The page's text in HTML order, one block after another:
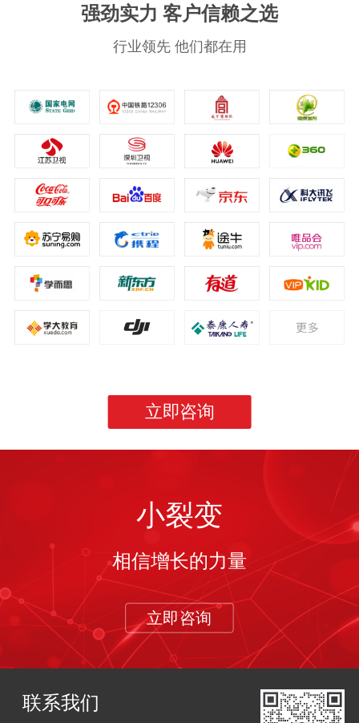
强劲实力 客户信赖之选
行业领先 他们都在用
立即咨询
小裂变
相信增长的力量
立即咨询
联系我们